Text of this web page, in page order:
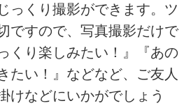
っくり撮影ができます。ツ
ですので、写真撮影だけで
くり楽しみたい！』『あの
たい！』などなど、ご友人
けなどにいかがでしょう